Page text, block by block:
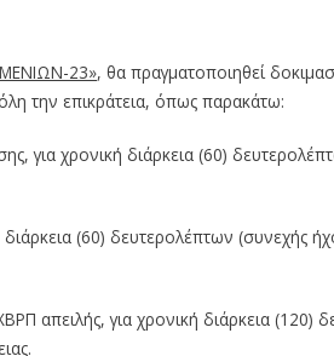
23», θα πραγματοποιηθεί
την επικράτεια, όπως παρακάτω:
για χρονική διάρκεια (60)
(60) δευτερολέπτων (συνεχής
απειλής, για χρονική διάρκεια (120)